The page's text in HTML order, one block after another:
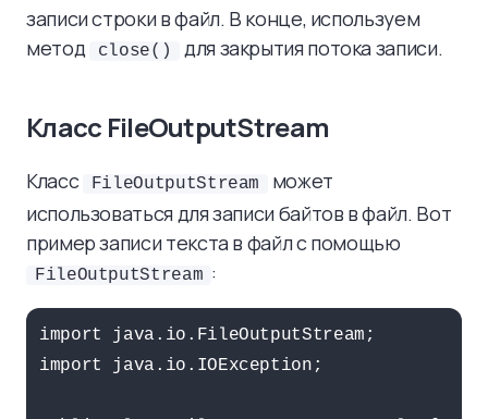
записи строки в файл. В конце, используем
метод
close() для закрытия потока записи.
Класс FileOutputStream
Класс FileOutputStream
может
использоваться для записи байтов в файл. Вот
пример записи текста в файл с помощью
FileOutputStream :
import java.io.FileOutputStream;
import java.io.IOException;